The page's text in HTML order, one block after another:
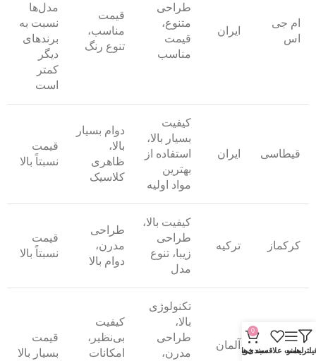
ام جی
اس
ایران
طراحی
متنوع،
قیمت
مناسب
قیمت
مناسب،
تنوع رنگ
مدل‌ها
نسبت به
برندهای
دیگر
کمتر
است
قیطاسی ایران
کیفیت
بسیار بالا،
استفاده از
بهترین
مواد اولیه
دوام بسیار
بالا،
ظاهری
کلاسیک
قیمت
نسبتاً بالا
کرکماز ترکیه
کیفیت بالا،
طراحی
زیبا، تنوع
مدل
طراحی
مدرن،
دوام بالا
قیمت
نسبتاً بالا
بوش آلمان
تکنولوژی
بالا،
طراحی
مدرن،
کیفیت
بی‌نظیر،
امکانات
قیمت
بسیار بالا
هامنو
لیست علاقه‌مندی‌ها
0
سبد خرید